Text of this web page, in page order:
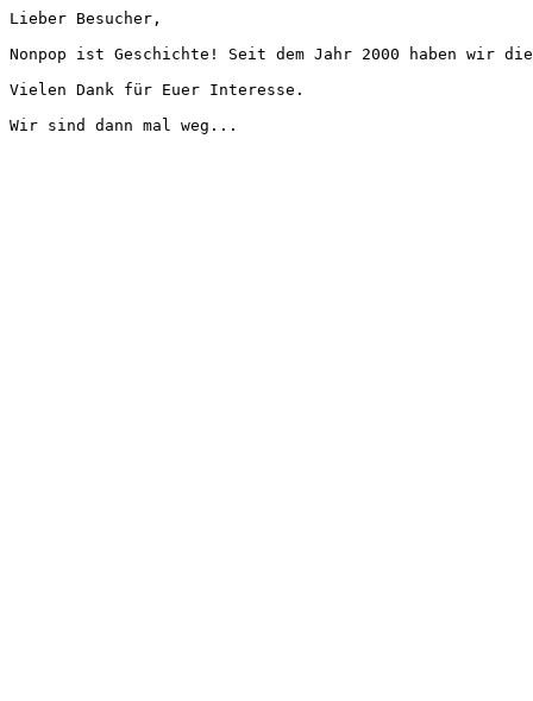
Lieber Besucher,
Nonpop ist Geschichte! Seit dem Jahr 2000 haben wir
Vielen Dank für Euer Interesse.
Wir sind dann mal weg...